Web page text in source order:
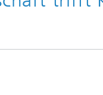
und Systeme